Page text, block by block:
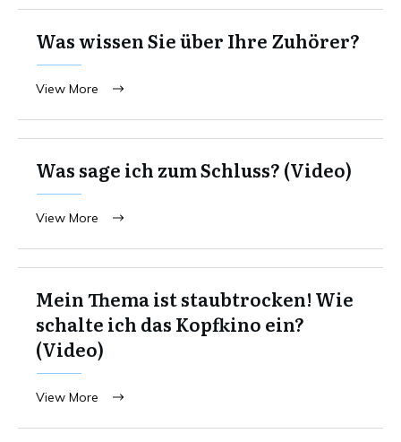
Was wissen Sie über Ihre Zuhörer?
View More
Was sage ich zum Schluss? (Video)
View More
Mein Thema ist staubtrocken! Wie
schalte ich das Kopfkino ein?
(Video)
View More